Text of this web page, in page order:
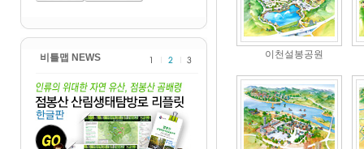
비틀맵 NEWS 이천설봉공원